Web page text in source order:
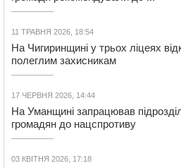
11 ТРАВНЯ 2026, 18:54
На Чигиринщині у трьох ліцеях
полеглим захисникам
17 ЧЕРВНЯ 2026, 14:44
На Уманщині запрацював
громадян до нацспротиву
03 КВІТНЯ 2026, 17:18